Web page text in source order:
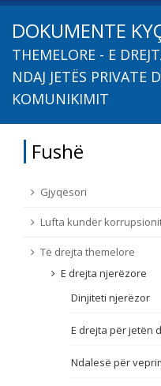
FILLESTARE
LUFTA KUNDËR KORRUPSIONIT
E DREJTA E QYTETARËVE TË BE-
ПРИСТАПНИ ПРЕГОВОРИ
Kërko
Kërko
Fushë / lëmi
Burim
Nën burim
Nga rrjeti 23
DOKUMENTE
THEMELORE - E
NDAJ JETËS PRIVATE
KOMUNIKIMIT
Fushë
Gjyqësori
Lufta kundër
Të drejta themelore
E drejta njerëzore
Dinjiteti njerëzor
E drejta për jetën
Ndalesë për